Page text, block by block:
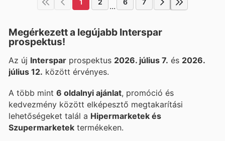
...
Megérkezett a legújabb Interspar
prospektus!
Az új Interspar prospektus 2026. július 7. és 2026.
július 12. között érvényes.
A több mint 6 oldalnyi ajánlat, promóció és
kedvezmény között elképesztő megtakarítási
lehetőségeket talál a Hipermarketek és
Szupermarketek termékeken.